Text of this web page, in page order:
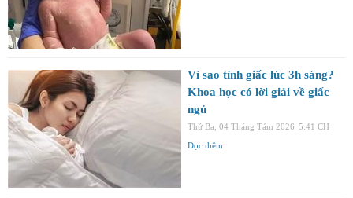
Vì sao tỉnh giấc lúc 3h sáng?
Khoa học có lời giải về giấc
ngủ
Thứ Ba, 04 Tháng Tám 2026 5:41 CH
Đọc thêm